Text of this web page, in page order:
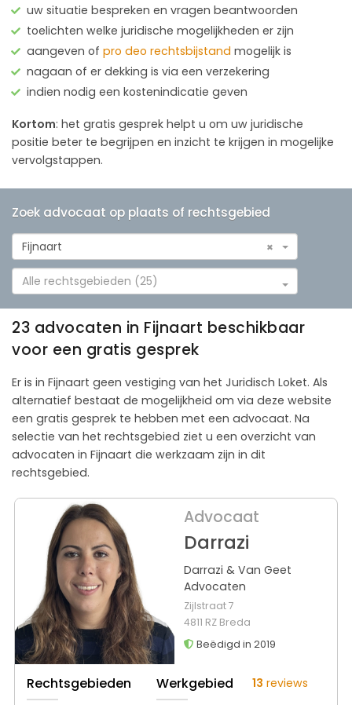
uw situatie bespreken en vragen beantwoorden
toelichten welke juridische mogelijkheden er zijn
aangeven of pro deo rechtsbijstand mogelijk is
nagaan of er dekking is via een verzekering
indien nodig een kostenindicatie geven
Kortom: het gratis gesprek helpt u om uw juridische
positie beter te begrijpen en inzicht te krijgen in mogelijke
vervolgstappen.
Zoek advocaat op plaats of rechtsgebied
×
Fijnaart
Alle rechtsgebieden (25)
23 advocaten in Fijnaart beschikbaar
voor een gratis gesprek
Er is in Fijnaart geen vestiging van het Juridisch Loket. Als
alternatief bestaat de mogelijkheid om via deze website
een gratis gesprek te hebben met een advocaat. Na
selectie van het rechtsgebied ziet u een overzicht van
advocaten in Fijnaart die werkzaam zijn in dit
rechtsgebied.
Advocaat
Darrazi
Darrazi & Van Geet
Advocaten
Zijlstraat 7
4811 RZ Breda
Beëdigd in 2019
Rechtsgebieden Werkgebied 13 reviews